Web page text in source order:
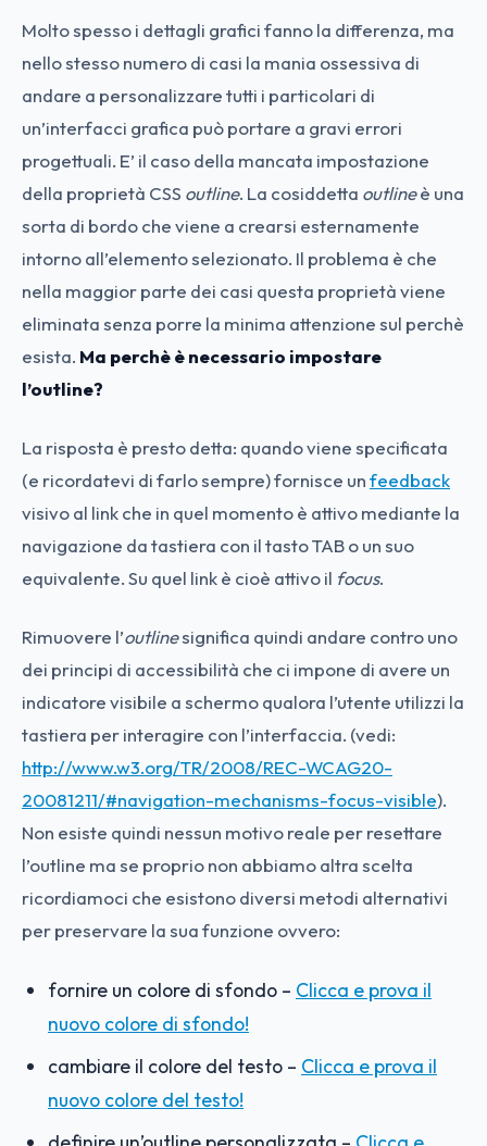
Molto spesso i dettagli grafici fanno la differenza, ma
nello stesso numero di casi la mania ossessiva di
andare a personalizzare tutti i particolari di
un’interfacci grafica può portare a gravi errori
progettuali. E’ il caso della mancata impostazione
della proprietà CSS outline. La cosiddetta outlineè una
sorta di bordo che viene a crearsi esternamente
intorno all’elemento selezionato. Il problema è che
nella maggior parte dei casi questa proprietà viene
eliminata senza porre la minima attenzione sul perchè
esista. Ma perchè è necessario impostare
l’outline?
La risposta è presto detta: quando viene specificata
(e ricordatevi di farlo sempre) fornisce unfeedback
visivo al link che in quel momento è attivo mediante la
navigazione da tastiera con il tasto TAB o un suo
equivalente. Su quel link è cioè attivo il focus.
Rimuovere l’outlinesignifica quindi andare contro uno
dei principi di accessibilità che ci impone di avere un
indicatore visibile a schermo qualora l’utente utilizzi la
tastiera per interagire con l’interfaccia. (vedi:
http://www.w3.org/TR/2008/REC-WCAG20-
20081211/#navigation-mechanisms-focus-visible).
Non esiste quindi nessun motivo reale per resettare
l’outline ma se proprio non abbiamo altra scelta
ricordiamoci che esistono diversi metodi alternativi
per preservare la sua funzione ovvero:
fornire un colore di sfondo – Clicca e prova il
nuovo colore di sfondo!
cambiare il colore del testo – Clicca e prova il
nuovo colore del testo!